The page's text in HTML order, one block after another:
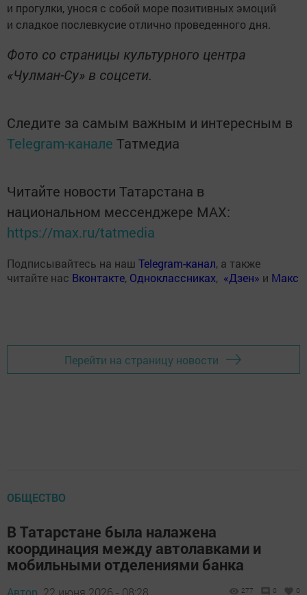
и прогулки, унося с собой море позитивных эмоций
и сладкое послевкусие отлично проведенного дня.
Фото со страницы культурного центра
«Чулман-Су» в соцсети.
Следите за самым важным и интересным в
Telegram-канале Татмедиа
Читайте новости Татарстана в
национальном мессенджере MАХ:
https://max.ru/tatmedia
Подписывайтесь на наш Telegram-канал, а также
читайте нас Вконтакте, Одноклассниках, «Дзен» и Макс
Перейти на страницу новости
ОБЩЕСТВО
В Татарстане была налажена
координация между автолавками и
мобильными отделениями банка
277 0 0